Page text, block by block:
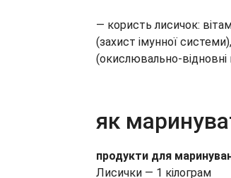
— користь лисичок:
(захист імунної
(окислювально-відновні
як
продукти для
Лисички — 1 кілограм